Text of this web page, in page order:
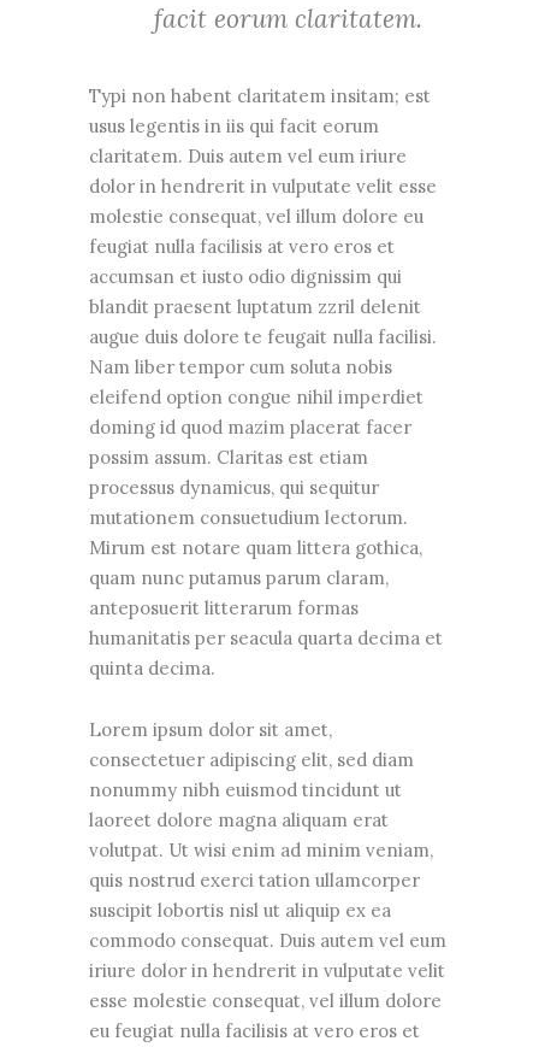
facit eorum claritatem.
Typi non habent claritatem insitam; est
usus legentis in iis qui facit eorum
claritatem. Duis autem vel eum iriure
dolor in hendrerit in vulputate velit esse
molestie consequat, vel illum dolore eu
feugiat nulla facilisis at vero eros et
accumsan et iusto odio dignissim qui
blandit praesent luptatum zzril delenit
augue duis dolore te feugait nulla facilisi.
Nam liber tempor cum soluta nobis
eleifend option congue nihil imperdiet
doming id quod mazim placerat facer
possim assum. Claritas est etiam
processus dynamicus, qui sequitur
mutationem consuetudium lectorum.
Mirum est notare quam littera gothica,
quam nunc putamus parum claram,
anteposuerit litterarum formas
humanitatis per seacula quarta decima et
quinta decima.
Lorem ipsum dolor sit amet,
consectetuer adipiscing elit, sed diam
nonummy nibh euismod tincidunt ut
laoreet dolore magna aliquam erat
volutpat. Ut wisi enim ad minim veniam,
quis nostrud exerci tation ullamcorper
suscipit lobortis nisl ut aliquip ex ea
commodo consequat. Duis autem vel eum
iriure dolor in hendrerit in vulputate velit
esse molestie consequat, vel illum dolore
eu feugiat nulla facilisis at vero eros et